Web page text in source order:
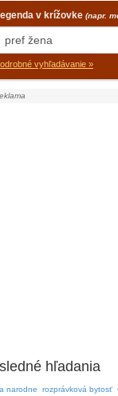
v krížovke (napr.
vyhľadávanie »
hľadania
narodne rozprávková bytosť